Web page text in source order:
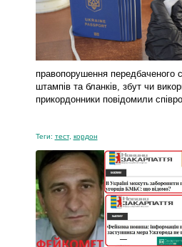
правопорушення передбаченого
штампів та бланків, збут чи
прикордонники повідомили
Теги: тест, кордон